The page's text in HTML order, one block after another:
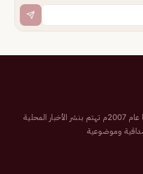
صحيفة إلكترونية سعودية تم تأسيسها عام 2007م تهتم بنشر الأخبار المحلية
وموضوعية